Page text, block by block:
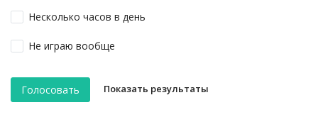
Несколько часов в день
Не играю вообще
Голосовать Показать результаты